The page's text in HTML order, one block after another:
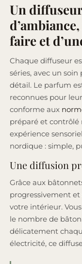
Un
faire et
Chaque diffuseur
séries, avec un
détail. Le parfum
reconnues pour
conforme aux
préparé et
expérience
nordique : simple,
Une diffusion
Grâce aux
progressivement
votre intérieur.
le nombre de
délicatement
électricité, ce